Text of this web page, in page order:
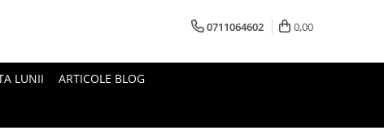
0711064602 0,00
LUNII ARTICOLE BLOG